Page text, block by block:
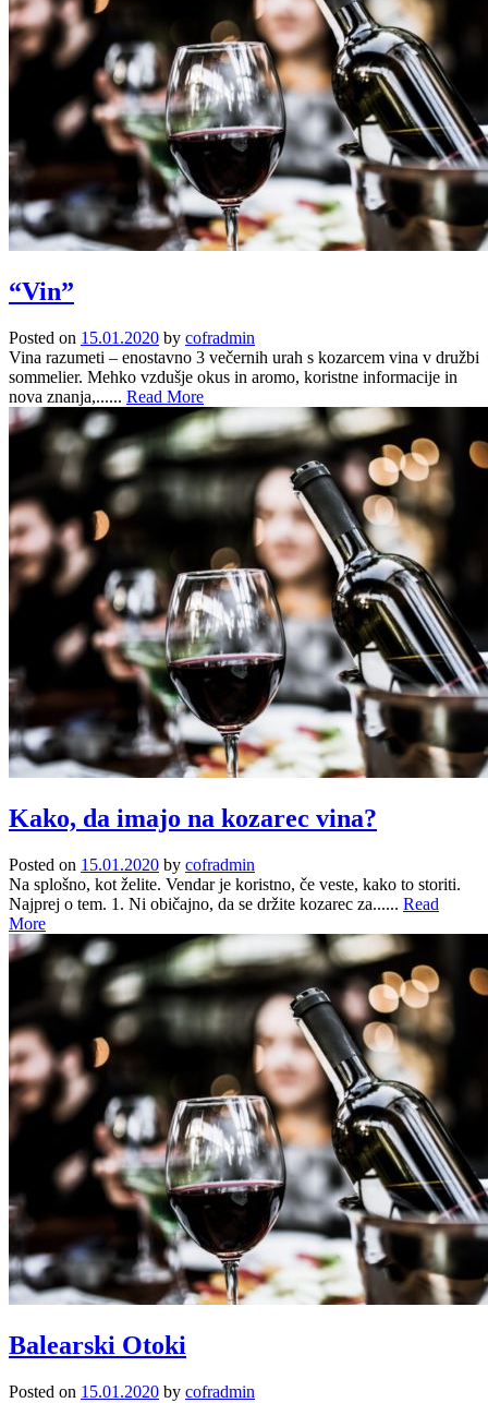
“Vin”
Posted on 15.01.2020 by cofradmin
Vina razumeti – enostavno 3 večernih urah s kozarcem vina v družbi
sommelier. Mehko vzdušje okus in aromo, koristne informacije in
nova znanja,...... Read More
Kako, da imajo na kozarec vina?
Posted on 15.01.2020 by cofradmin
Na splošno, kot želite. Vendar je koristno, če veste, kako to storiti.
Najprej o tem. 1. Ni običajno, da se držite kozarec za...... Read
More
Balearski Otoki
Posted on 15.01.2020 by cofradmin